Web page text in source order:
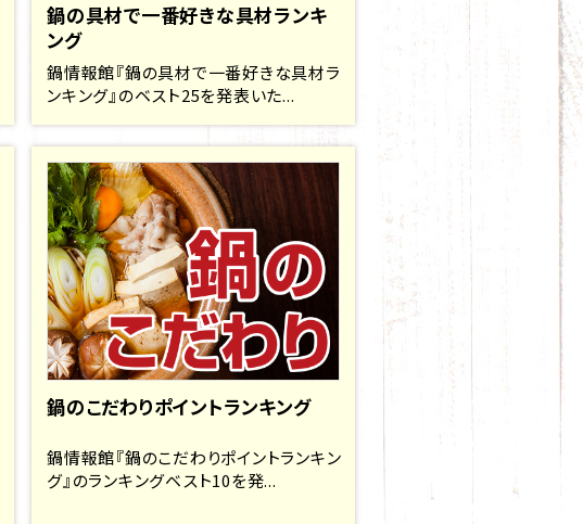
鍋の具材で一番好きな具材ランキ
ング
鍋情報館『鍋の具材で一番好きな具材ラ
ンキング』のベスト25を発表いた...
鍋のこだわりポイントランキング
鍋情報館『鍋のこだわりポイントランキン
グ』のランキングベスト10を発...